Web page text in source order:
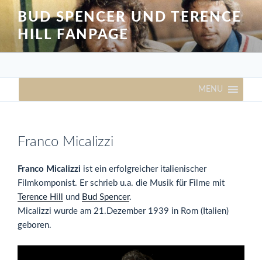
Inhalt
springen
BUD SPENCER UND TERENCE
HILL FANPAGE
MENU
Franco Micalizzi
Franco Micalizzi ist ein erfolgreicher italienischer
Filmkomponist. Er schrieb u.a. die Musik für Filme mit
Terence Hill
und Bud Spencer.
Micalizzi wurde am 21.Dezember 1939 in Rom (Italien)
geboren.